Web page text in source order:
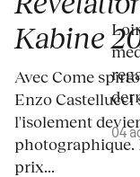
Kabine
Avec Come
Enzo Castellucci
l'isolement
photographique.
prix...
04